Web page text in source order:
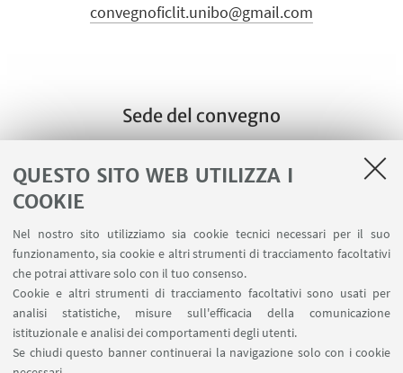
QUESTO SITO WEB UTILIZZA I
COOKIE
Nel nostro sito utilizziamo sia cookie tecnici necessari per il suo
funzionamento, sia cookie e altri strumenti di tracciamento facoltativi
che potrai attivare solo con il tuo consenso.
Cookie e altri strumenti di tracciamento facoltativi sono usati per
analisi statistiche, misure sull'efficacia della comunicazione
istituzionale e analisi dei comportamenti degli utenti.
Se chiudi questo banner continuerai la navigazione solo con i cookie
convegnoficlit.unibo@gmail.com
Sede del convegno
+
Sala Armi, Palazzo Malvezzi - Via Zamboni, 22